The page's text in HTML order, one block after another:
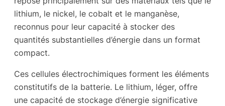
lithium, le nickel, le cobalt et le manganèse,
reconnus pour leur capacité à stocker des
quantités substantielles d’énergie dans un format
compact.
Ces cellules électrochimiques forment les éléments
constitutifs de la batterie. Le lithium, léger, offre
une capacité de stockage d’énergie significative